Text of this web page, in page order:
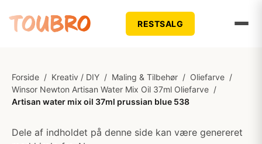
RESTSALG
Forside / Kreativ / DIY / Maling & Tilbehør / Oliefarve /
Winsor Newton Artisan Water Mix Oil 37ml Oliefarve /
Artisan water mix oil 37ml prussian blue 538
Dele af indholdet på denne side kan være genereret